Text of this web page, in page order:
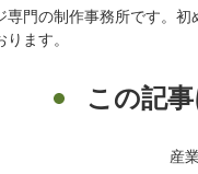
専門の制作事務所です。
ます。
この記
産